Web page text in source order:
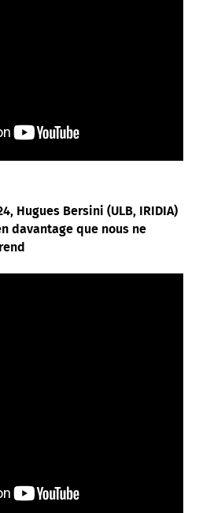
Hugues Bersini (ULB, IRIDIA)
davantage que nous ne